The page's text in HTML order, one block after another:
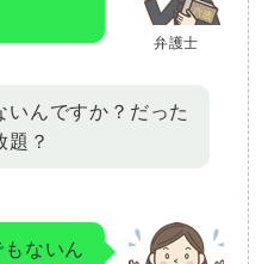
弁護士
いんですか？だった
題？
ないん